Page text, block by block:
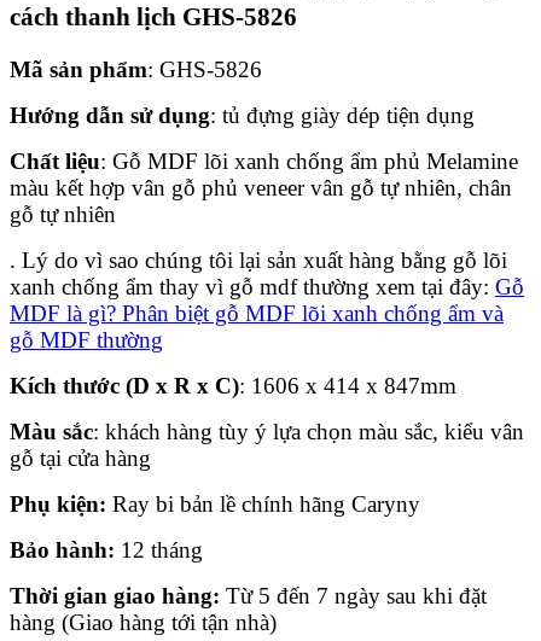
cách thanh lịch GHS-5826
Mã sản phẩm: GHS-5826
Hướng dẫn sử dụng: tủ đựng giày dép tiện dụng
Chất liệu: Gỗ MDF lõi xanh chống ẩm phủ Melamine
màu kết hợp vân gỗ phủ veneer vân gỗ tự nhiên, chân
gỗ tự nhiên
. Lý do vì sao chúng tôi lại sản xuất hàng bằng gỗ lõi
xanh chống ẩm thay vì gỗ mdf thường xem tại đây: Gỗ
MDF là gì? Phân biệt gỗ MDF lõi xanh chống ẩm và
gỗ MDF thường
Kích thước (D x R x C): 1606 x 414 x 847mm
Màu sắc: khách hàng tùy ý lựa chọn màu sắc, kiểu vân
gỗ tại cửa hàng
Phụ kiện: Ray bi bản lề chính hãng Caryny
Bảo hành: 12 tháng
Thời gian giao hàng: Từ 5 đến 7 ngày sau khi đặt
hàng (Giao hàng tới tận nhà)